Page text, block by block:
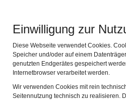
Einwilligung zur
Diese Webseite verwendet Cookies.
Speicher und/oder auf einem
genutzten Endgerätes gespeichert
Internetbrowser verarbeitet werden.
Wir verwenden Cookies mit rein
Seitennutzung technisch zu realisieren.
Spessartmuseum
Rückblick